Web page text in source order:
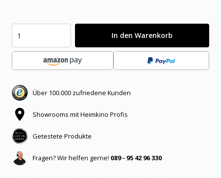
In den Warenkorb
Über 100.000 zufriedene Kunden
Showrooms mit Heimkino Profis
Getestete Produkte
Fragen? Wir helfen gerne! 089 - 95 42 96 330